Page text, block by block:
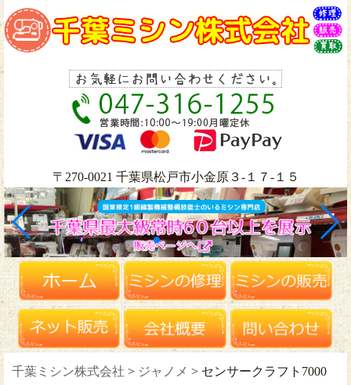
〒270-0021 千葉県松戸市小金原３-１７-１５
千葉ミシン株式会社 > ジャノメ > センサークラフト7000